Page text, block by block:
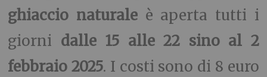
ghiaccio naturale è aperta tutti i
giorni dalle 15 alle 22 sino al 2
febbraio 2025. I costi sono di 8 euro